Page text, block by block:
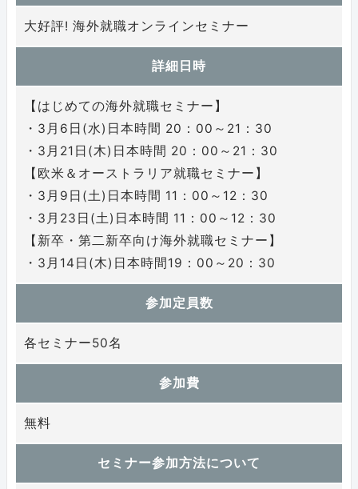
大好評! 海外就職オンラインセミナー
詳細日時
【はじめての海外就職セミナー】
・3月6日(水)日本時間 20：00～21：30
・3月21日(木)日本時間 20：00～21：30
【欧米＆オーストラリア就職セミナー】
・3月9日(土)日本時間 11：00～12：30
・3月23日(土)日本時間 11：00～12：30
【新卒・第二新卒向け海外就職セミナー】
・3月14日(木)日本時間19：00～20：30
参加定員数
各セミナー50名
参加費
無料
セミナー参加方法について